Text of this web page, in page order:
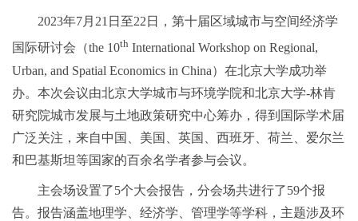
2023年7月21日至22日，第十届区域城市与空间经济学
国际研讨会（the 10th International Workshop on Regional,
Urban, and Spatial Economics in China）在北京大学成功举
办。本次会议由北京大学城市与环境学院和北京大学-林肯
研究院城市发展与土地政策研究中心筹办，得到国际学术届
广泛关注，来自中国、美国、英国、西班牙、荷兰、爱尔兰
和巴基斯坦等国家的百余名学者参与会议。
主会场设置了5个大会报告，分会场共进行了59个报
告。报告涵盖地理学、经济学、管理学等学科，主题涉及环